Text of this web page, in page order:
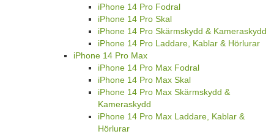
iPhone 14 Pro Fodral
iPhone 14 Pro Skal
iPhone 14 Pro Skärmskydd & Kameraskydd
iPhone 14 Pro Laddare, Kablar & Hörlurar
iPhone 14 Pro Max
iPhone 14 Pro Max Fodral
iPhone 14 Pro Max Skal
iPhone 14 Pro Max Skärmskydd &
Kameraskydd
iPhone 14 Pro Max Laddare, Kablar &
Hörlurar